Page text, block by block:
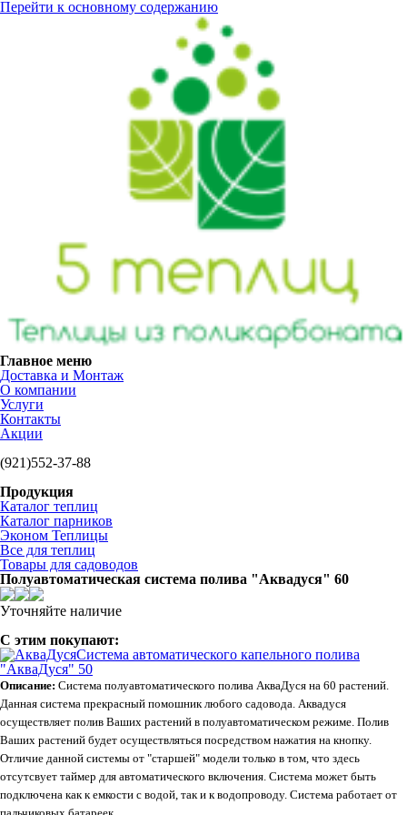
Перейти к основному содержанию
Главное меню
Доставка и Монтаж
О компании
Услуги
Контакты
Акции
(921)552-37-88
Продукция
Каталог теплиц
Каталог парников
Эконом Теплицы
Все для теплиц
Товары для садоводов
Полуавтоматическая система полива "Аквадуся" 60
Уточняйте наличие
С этим покупают:
Система автоматического капельного полива
"АкваДуся" 50
Описание: Система полуавтоматического полива АкваДуся на 60 растений.
Данная система прекрасный помошник любого садовода. Аквадуся
осуществляет полив Ваших растений в полуавтоматическом режиме. Полив
Ваших растений будет осуществляться посредством нажатия на кнопку.
Отличие данной системы от "старшей" модели только в том, что здесь
отсутсвует таймер для автоматического включения. Система может быть
подключена как к емкости с водой, так и к водопроводу. Система работает от